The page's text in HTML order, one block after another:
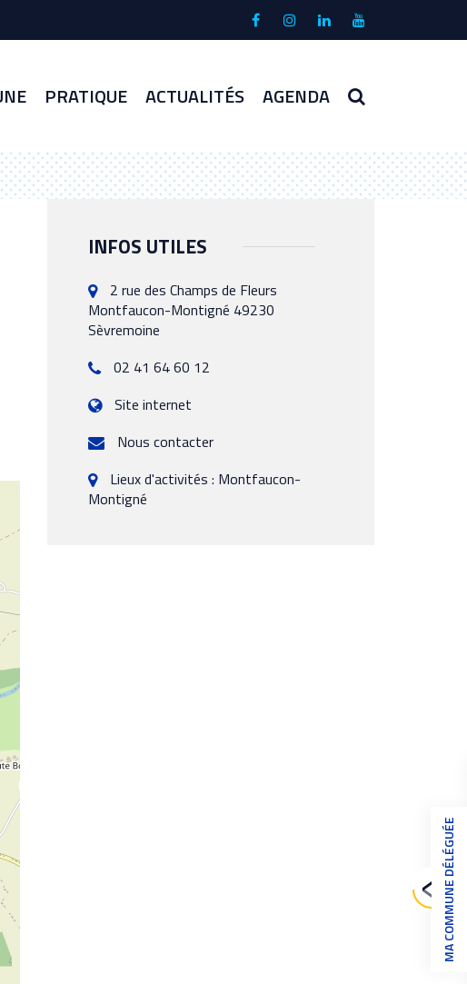
Lien
compte
Facebook
Lien
compte
Instagram
Lien
compte
Linkedin
Lien
chaîne
Youtube
PRATIQUE ACTUALITÉS AGENDA
INFOS UTILES
2 rue des Champs de Fleurs
Montfaucon-Montigné 49230
Sèvremoine
02 41 64 60 12
Site internet
Nous contacter
Lieux d'activités : Montfaucon-
Montigné
MA COMMUNE DÉLÉGUÉE